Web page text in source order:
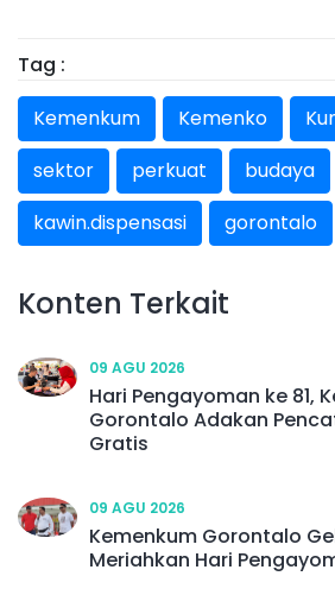
Tag :
Kemenkum
Kemenko
sektor
perkuat budaya
kawin.dispensasi
gorontalo
Konten Terkait
09 AGU 2026
Hari Pengayoman ke 81,
Gorontalo Adakan
Gratis
09 AGU 2026
Kemenkum Gorontalo
Meriahkan Hari